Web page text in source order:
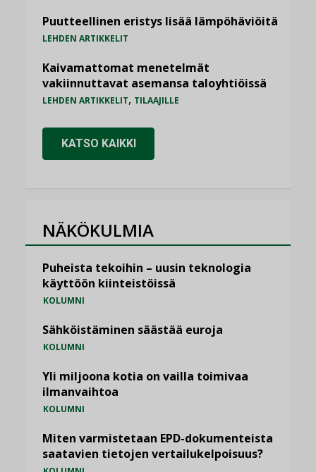
Puutteellinen eristys lisää lämpöhäviöitä
LEHDEN ARTIKKELIT
Kaivamattomat menetelmät
vakiinnuttavat asemansa taloyhtiöissä
LEHDEN ARTIKKELIT, TILAAJILLE
KATSO KAIKKI
NÄKÖKULMIA
Puheista tekoihin – uusin teknologia
käyttöön kiinteistöissä
KOLUMNI
Sähköistäminen säästää euroja
KOLUMNI
Yli miljoona kotia on vailla toimivaa
ilmanvaihtoa
KOLUMNI
Miten varmistetaan EPD-dokumenteista
saatavien tietojen vertailukelpoisuus?